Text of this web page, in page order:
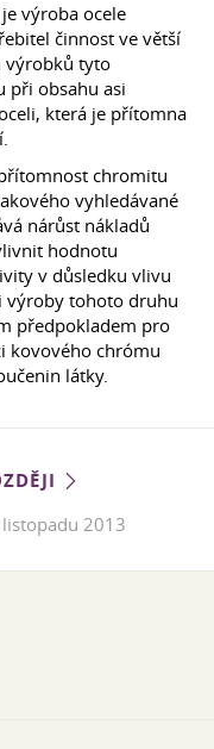
výroba ocele
činnost ve větší
výrobků tyto
při obsahu asi
která je přítomna
chromitu
vyhledávané
nárůst nákladů
hodnotu
v důsledku vlivu
výroby tohoto druhu
předpokladem pro
kovového chrómu
látky.
2013